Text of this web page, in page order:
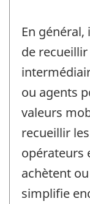
En
de
ou agents
valeurs
recueillir
opérateurs
achètent
simplifie